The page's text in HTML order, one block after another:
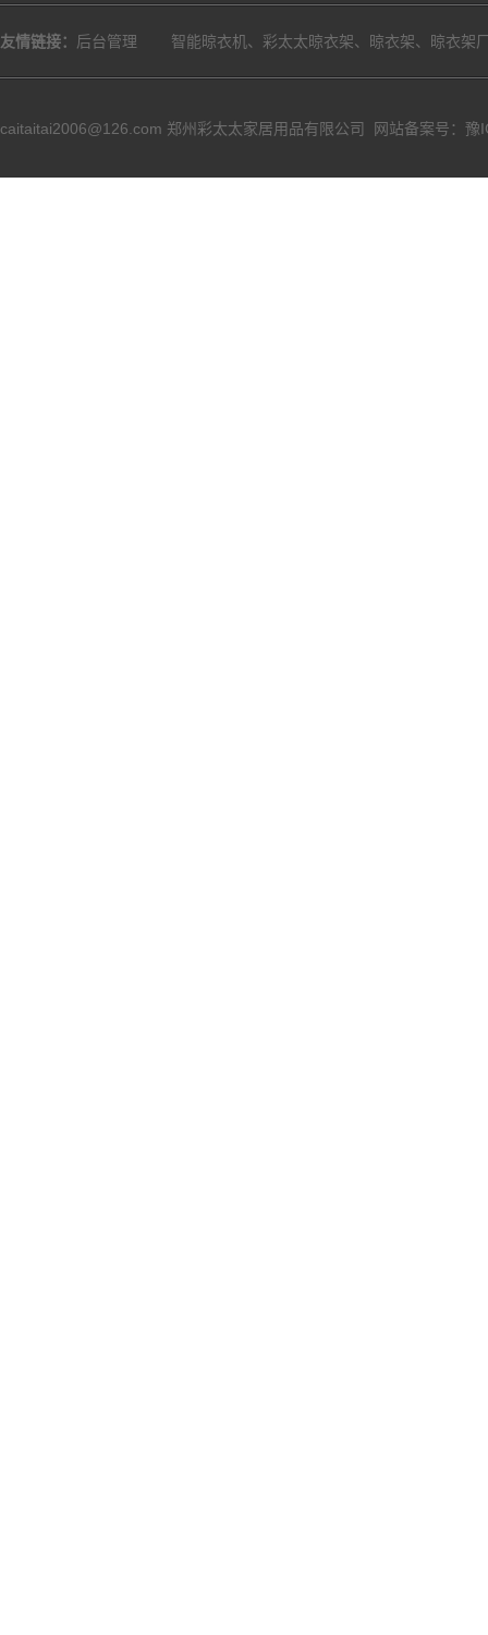
友情链接： 后台管理 智能晾衣机、彩太太晾衣架、晾衣架、晾衣架
caitaitai2006@126.com 郑州彩太太家居用品有限公司 网站备案号：豫